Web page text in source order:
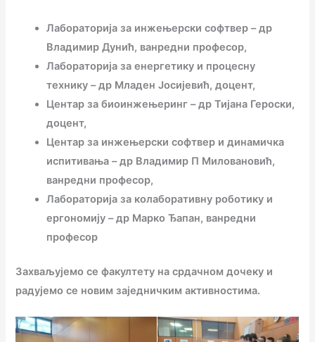
Лабораторија за инжењерски софтвер – др
Владимир Дунић, ванредни професор,
Лабораторија за енергетику и процесну
технику – др Младен Јосијевић, доцент,
Центар за биоинжењеринг – др Тијана Героски,
доцент,
Центар за инжењерски софтвер и динамичка
испитивања – др Владимир П Миловановић,
ванредни професор,
Лабораторија за колаборативну роботику и
ергономију – др Марко Ђапан, ванредни
професор
Захваљујемо се факултету на срдачном дочеку и
радујемо се новим заједничким активностима.